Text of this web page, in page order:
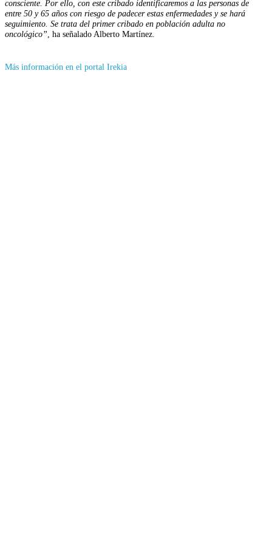
consciente. Por ello, con este cribado identificaremos a las personas de
entre 50 y 65 años con riesgo de padecer estas enfermedades y se hará
seguimiento. Se trata del primer cribado en población adulta no
oncológico” , ha señalado Alberto Martínez.
Más información en el portal Irekia(Se